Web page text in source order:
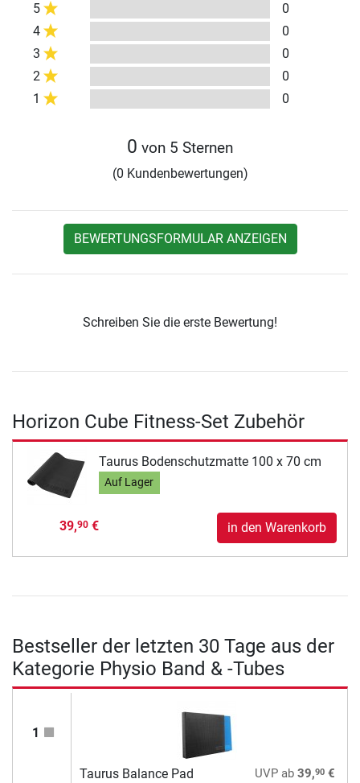
5
0
4
0
3
0
2
0
1
0
0 von 5 Sternen
(0 Kundenbewertungen)
BEWERTUNGSFORMULAR ANZEIGEN
Schreiben Sie die erste Bewertung!
Horizon Cube Fitness-Set Zubehör
Taurus Bodenschutzmatte 100 x 70 cm
Auf Lager
39,90€ in den Warenkorb
Bestseller der letzten 30 Tage aus der
Kategorie Physio Band & -Tubes
1
Taurus Balance Pad UVPab 39,90€